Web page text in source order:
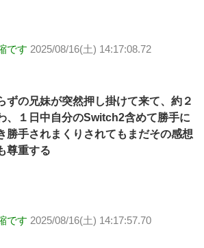
です 2025/08/16(土) 14:17:08.72
ずの兄妹が突然押し掛けて来て、約２
、１日中自分のSwitch2含めて勝手に
勝手されまくりされてもまだその感想
尊重する
です 2025/08/16(土) 14:17:57.70